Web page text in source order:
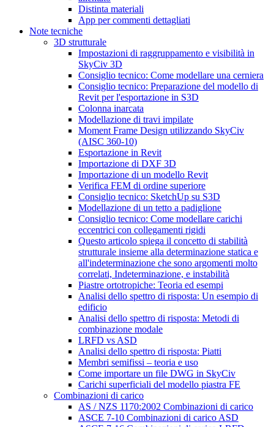
Distinta materiali
App per commenti dettagliati
Note tecniche
3D strutturale
Impostazioni di raggruppamento e visibilità in
SkyCiv 3D
Consiglio tecnico: Come modellare una cerniera
Consiglio tecnico: Preparazione del modello di
Revit per l'esportazione in S3D
Colonna inarcata
Modellazione di travi impilate
Moment Frame Design utilizzando SkyCiv
(AISC 360-10)
Esportazione in Revit
Importazione di DXF 3D
Importazione di un modello Revit
Verifica FEM di ordine superiore
Consiglio tecnico: SketchUp su S3D
Modellazione di un tetto a padiglione
Consiglio tecnico: Come modellare carichi
eccentrici con collegamenti rigidi
Questo articolo spiega il concetto di stabilità
strutturale insieme alla determinazione statica e
all'indeterminazione che sono argomenti molto
correlati, Indeterminazione, e instabilità
Piastre ortotropiche: Teoria ed esempi
Analisi dello spettro di risposta: Un esempio di
edificio
Analisi dello spettro di risposta: Metodi di
combinazione modale
LRFD vs ASD
Analisi dello spettro di risposta: Piatti
Membri semifissi – teoria e uso
Come importare un file DWG in SkyCiv
Carichi superficiali del modello piastra FE
Combinazioni di carico
AS / NZS 1170:2002 Combinazioni di carico
ASCE 7-10 Combinazioni di carico ASD